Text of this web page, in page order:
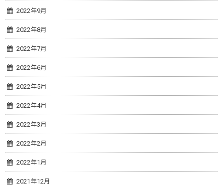
2022年9月
2022年8月
2022年7月
2022年6月
2022年5月
2022年4月
2022年3月
2022年2月
2022年1月
2021年12月